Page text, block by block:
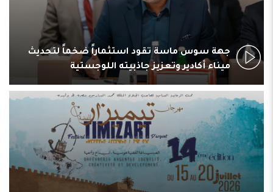
جهة سوس ماسة تقود استثماراً ضخماً لتحديث
ميناء أكادير وتعزيز جاذبيته اللوجستية